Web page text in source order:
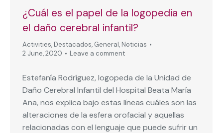
¿Cuál es el papel de la logopedia en
el daño cerebral infantil?
Activities, Destacados, General, Noticias
2 June, 2020
Leave a comment
Estefanía Rodríguez, logopeda de la Unidad de
Daño Cerebral Infantil del Hospital Beata María
Ana, nos explica bajo estas líneas cuáles son las
alteraciones de la esfera orofacial y aquellas
relacionadas con el lenguaje que puede sufrir un